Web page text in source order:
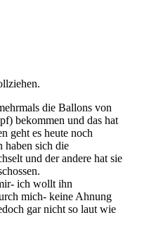
die Ballons von
bekommen und das hat
geht es heute noch
haben sich die
und der andere hat sie
ich wollt ihn
mich- keine Ahnung
gar nicht so laut wie